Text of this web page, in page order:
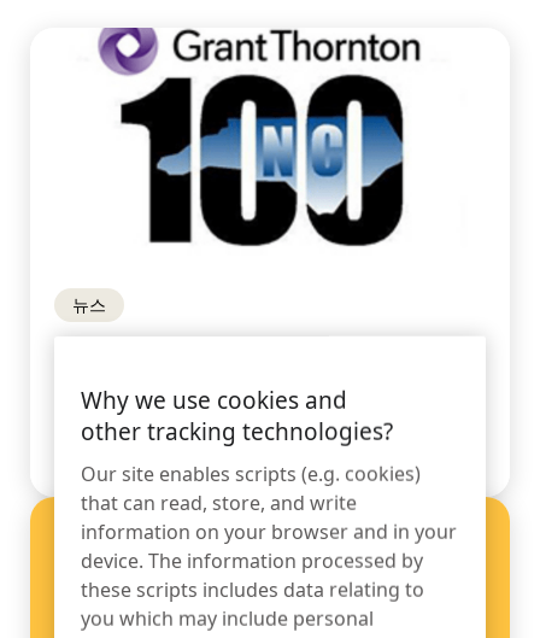
접근 제어
연동 스토어
DIY 및 집 꾸미기
대형마트 & 식료품점
건강 & 미용
스포츠 용품
전문 소매점
매달린 상품 보안
스마트 도어락
센서 태그 및 분리 장치
지속가능성
InVue에서의 커리어
비즈니스 파트너
기업 파트너십
문의하기
기술 사양
사례 연구
카탈로그
뉴스
노스캐롤라이나 100® InVue .
더 보기
Why we use cookies and
other tracking technologies?
Our site enables scripts (e.g. cookies)
that can read, store, and write
information on your browser and in your
device. The information processed by
these scripts includes data relating to
you which may include personal